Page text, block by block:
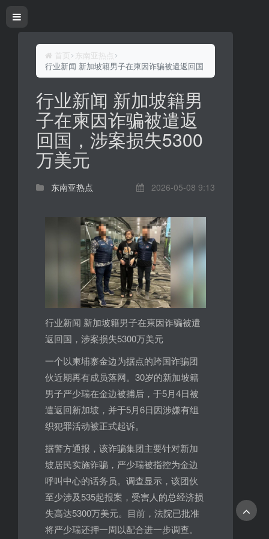
首页
东南亚热点
行业新闻 新加坡籍男子在柬因诈骗被遣返回国，涉案损失5300
行业新闻 新加坡籍男
子在柬因诈骗被遣返
回国，涉案损失5300
万美元
东南亚热点 2026-05-08 9:13
行业新闻 新加坡籍男子在柬因诈骗被遣
返回国，涉案损失5300万美元
一个以柬埔寨金边为据点的跨国诈骗团
伙近期再有成员落网。30岁的新加坡籍
男子严少瑞在金边被捕后，于5月4日被
遣返回新加坡，并于5月6日因涉嫌有组
织犯罪活动被正式起诉。
据警方通报，该诈骗集团主要针对新加
坡居民实施诈骗，严少瑞被指控为金边
呼叫中心的话务员。调查显示，该团伙
至少涉及535起报案，受害人的总经济损
失高达5300万美元。目前，法院已批准
将严少瑞还押一周以配合进一步调查。